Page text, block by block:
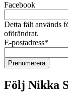
Facebook
Detta fält används
oförändrat.
E-postadress*
Följ Nikka